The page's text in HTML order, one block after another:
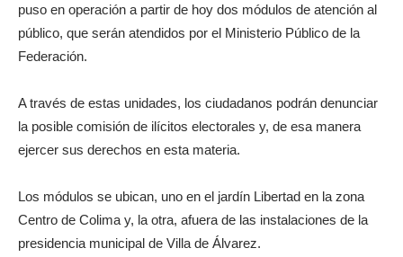
puso en operación a partir de hoy dos módulos de atención al
público, que serán atendidos por el Ministerio Público de la
Federación.
A través de estas unidades, los ciudadanos podrán denunciar
la posible comisión de ilícitos electorales y, de esa manera
ejercer sus derechos en esta materia.
Los módulos se ubican, uno en el jardín Libertad en la zona
Centro de Colima y, la otra, afuera de las instalaciones de la
presidencia municipal de Villa de Álvarez.